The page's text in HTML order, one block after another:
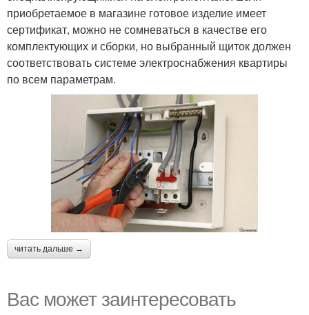
приобретаемое в магазине готовое изделие имеет
сертификат, можно не сомневаться в качестве его
комплектующих и сборки, но выбранный щиток должен
соответствовать системе электроснабжения квартиры
по всем параметрам.
читать дальше →
Вас может заинтересовать